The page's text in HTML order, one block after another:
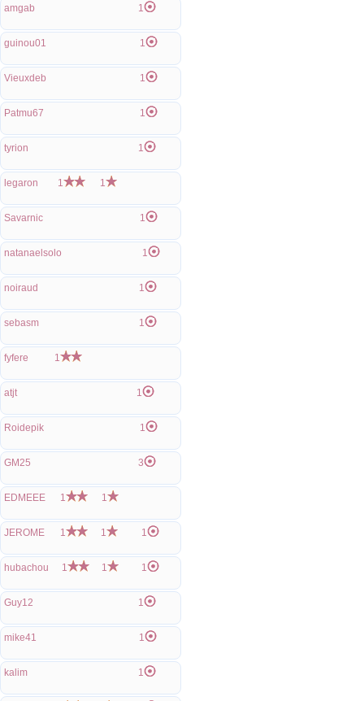
amgab 1
guinou01 1
Vieuxdeb 1
Patmu67 1
tyrion 1
legaron 1 1
Savarnic 1
natanaelsolo 1
noiraud 1
sebasm 1
fyfere 1
atjt 1
Roidepik 1
GM25 3
EDMEEE 1 1
JEROME 1 1 1
hubachou 1 1 1
Guy12 1
mike41 1
kalim 1